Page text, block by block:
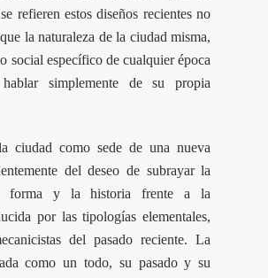
refieren estos diseños recientes no
la naturaleza de la ciudad misma,
social específico de cualquier época
simplemente de su propia
ciudad como sede de una nueva
del deseo de subrayar la
forma y la historia frente a la
por las tipologías elementales,
del pasado reciente. La
como un todo, su pasado y su